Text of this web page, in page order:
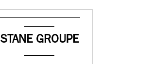
STANE GROUPE